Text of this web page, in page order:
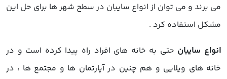
می برند و می توان از انواع سایبان در سطح شهر ها برای حل این
مشکل استفاده کرد .
انواع سایبان حتی به خانه های افراد راه پیدا کرده است و در
خانه های ویلایی و هم چنین در آپارتمان ها و مجتمع ها ، در